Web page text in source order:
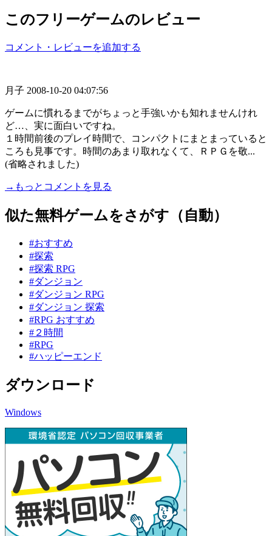
このフリーゲームのレビュー
コメント・レビューを追加する
月子 2008-10-20 04:07:56
ゲームに慣れるまでがちょっと手強いかも知れませんけれ
ど…、実に面白いですね。
１時間前後のプレイ時間で、コンパクトにまとまっていると
ころも見事です。時間のあまり取れなくて、ＲＰＧを敬...
(省略されました)
→もっとコメントを見る
似た無料ゲームをさがす（自動）
#おすすめ
#探索
#探索 RPG
#ダンジョン
#ダンジョン RPG
#ダンジョン 探索
#RPG おすすめ
#２時間
#RPG
#ハッピーエンド
ダウンロード
Windows